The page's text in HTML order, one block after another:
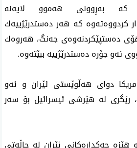
به‌ڕوونی هه‌موو لایه‌نه‌
كردووه‌ته‌وه‌ كه‌ هه‌ر ده‌ستدرێژییه‌ك
ده‌ستپێكردنه‌وه‌ی‌ جه‌نگ، هه‌روه‌ك
ئه‌و جۆره‌ ده‌ستدرێژییه‌ ببێته‌وه‌.
دوای هه‌ڵوێستی ئێران و ئه‌و
رێگری‌ له‌ هێرشی ئیسرائیل بۆ سه‌ر
هێزه‌ چه‌كداره‌كانی ئێران له‌ حاڵه‌تی